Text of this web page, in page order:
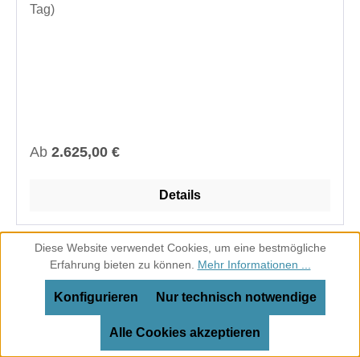
Tag)
Regulärer Preis:
Ab 2.625,00 €
Details
Service-Hotline
Vertrag widerrufen
Diese Website verwendet Cookies, um eine bestmögliche
Erfahrung bieten zu können. Mehr Informationen ...
Nur technisch notwendige
Konfigurieren
Alle Cookies akzeptieren